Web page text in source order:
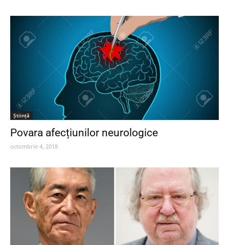
Ştiinţă
Povara afecțiunilor neurologice
octombrie 4, 2018